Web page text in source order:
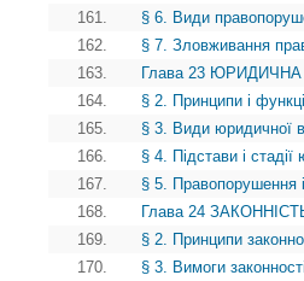
161.
§ 6. Види
162.
§ 7. Зловживання
163.
Глава 23 ЮРИДИЧНА
164.
§ 2. Принципи і
165.
§ 3. Види юридичної
166.
§ 4. Підстави і стадії
167.
§ 5. Правопорушення і
168.
Глава 24
169.
§ 2. Принципи
170.
§ 3. Вимоги законності